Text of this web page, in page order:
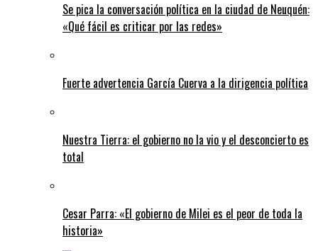
Se pica la conversación política en la ciudad de Neuquén:
«Qué fácil es criticar por las redes»
Fuerte advertencia García Cuerva a la dirigencia política
Nuestra Tierra: el gobierno no la vio y el desconcierto es
total
Cesar Parra: «El gobierno de Milei es el peor de toda la
historia»